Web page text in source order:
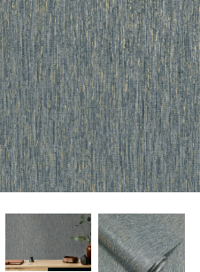
projects done faster.
About Envato
Careers
Privacy Policy
Community